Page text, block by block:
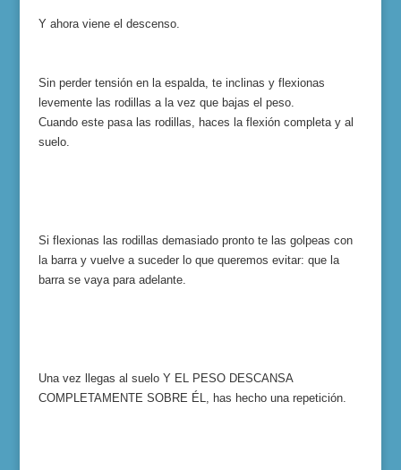
Y ahora viene el descenso.
Sin perder tensión en la espalda, te inclinas y flexionas
levemente las rodillas a la vez que bajas el peso.
Cuando este pasa las rodillas, haces la flexión completa y al
suelo.
Si flexionas las rodillas demasiado pronto te las golpeas con
la barra y vuelve a suceder lo que queremos evitar: que la
barra se vaya para adelante.
Una vez llegas al suelo Y EL PESO DESCANSA
COMPLETAMENTE SOBRE ÉL, has hecho una repetición.